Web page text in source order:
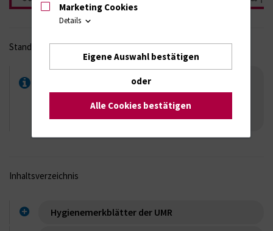
Stand: September 2025
An- und Ablegen der Persönlichen
Schutzausrüstung (PSA)
PSA_AnAblegen.pdf
Inhaltsverzeichnis
Hygienemerkblätter der UMR
Marketing Cookies
Details
Eigene Auswahl bestätigen
oder
Alle Cookies bestätigen